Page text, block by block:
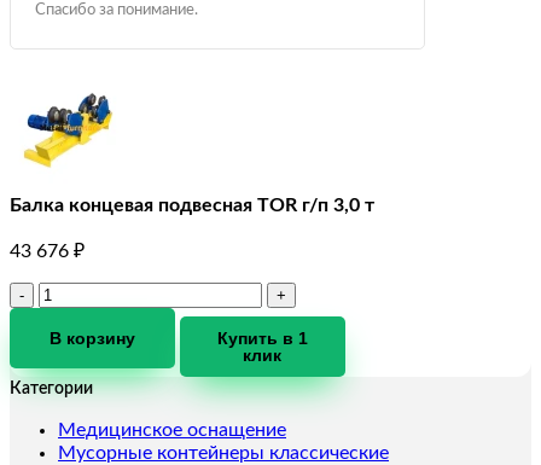
Спасибо за понимание.
Балка концевая подвесная TOR г/п 3,0 т
43 676 ₽
Количество
Балка
подвесная
г/
п
В корзину
Купить в 1
клик
Категории
Медицинское оснащение
Мусорные контейнеры классические